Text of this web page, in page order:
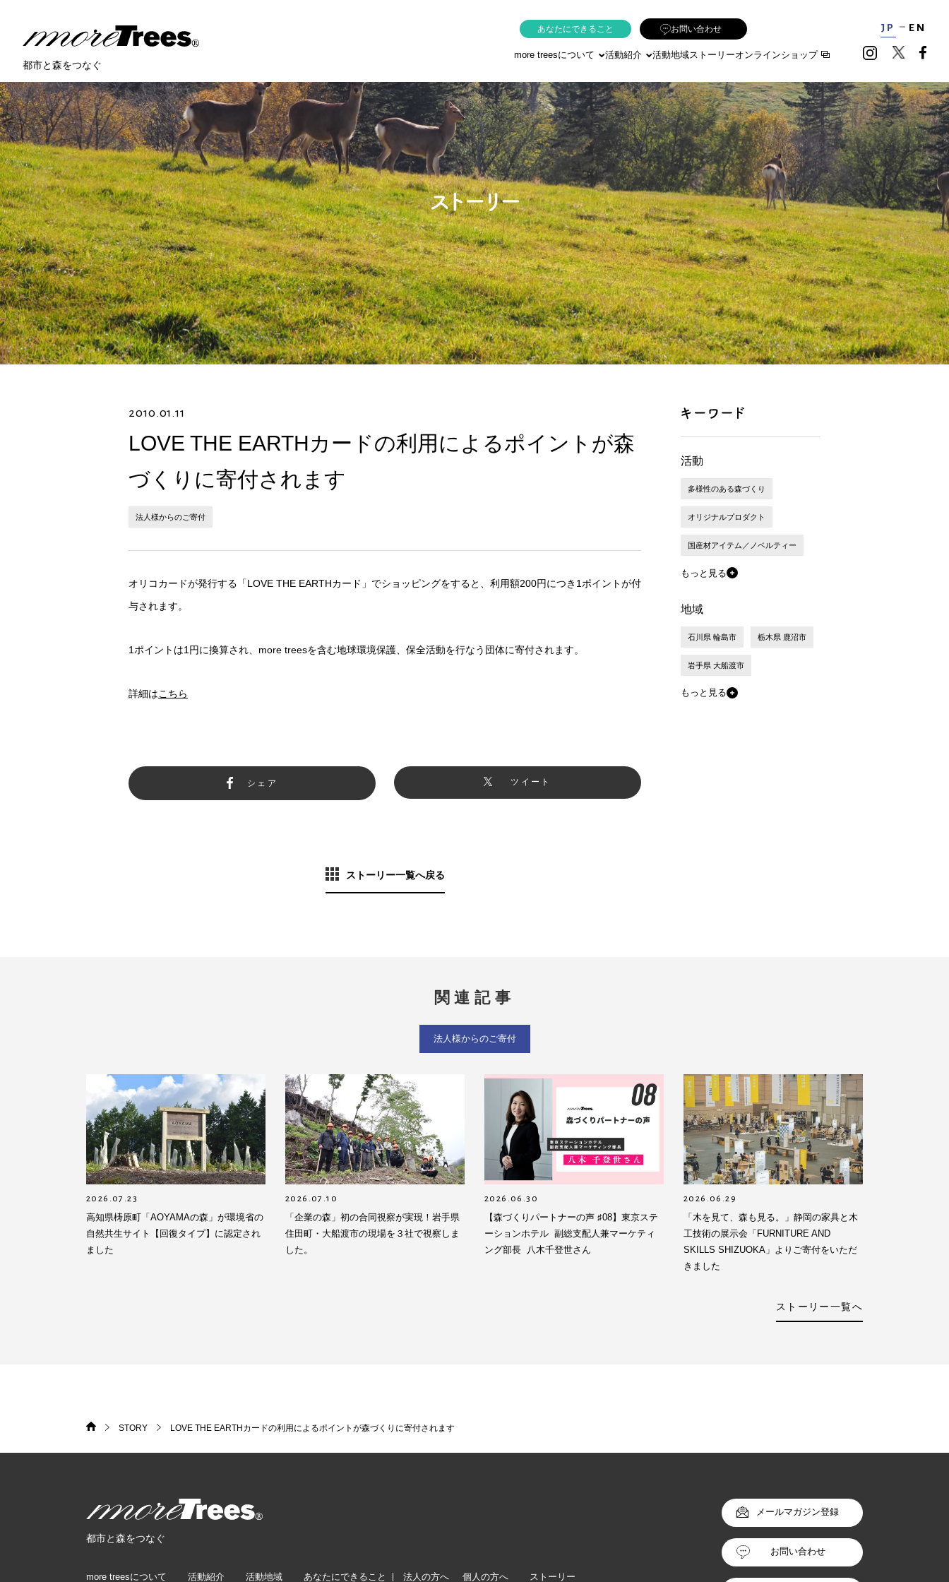
都市と森をつなぐ
more treesについて 活動紹介 活動地域ストーリーオンラインショップ
あなたにできること お問い合わせ JP EN
2010.01.11
LOVE THE EARTHカードの利用によるポイントが森
づくりに寄付されます
法人様からのご寄付
オリコカードが発行する「LOVE THE EARTHカード」でショッピングをすると、利用額200円につき1ポイントが付
与されます。
1ポイントは1円に換算され、more treesを含む地球環境保護、保全活動を行なう団体に寄付されます。
詳細はこちら
シェア ツイート
ストーリー一覧へ戻る
活動
多様性のある森づくり
オリジナルプロダクト
国産材アイテム／ノベルティー
もっと見る
地域
石川県 輪島市 栃木県 鹿沼市
岩手県 大船渡市
もっと見る
関連記事
法人様からのご寄付
2026.07.23
高知県梼原町「AOYAMAの森」が環境省の
自然共生サイト【回復タイプ】に認定され
ました
2026.07.10
「企業の森」初の合同視察が実現！岩手県
住田町・大船渡市の現場を３社で視察しま
した。
2026.06.30
【森づくりパートナーの声 ♯08】東京ステ
ーションホテル 副総支配人兼マーケティ
ング部長 八木千登世さん
2026.06.29
「木を見て、森も見る。」静岡の家具と木
工技術の展示会「FURNITURE AND
SKILLS SHIZUOKA」よりご寄付をいただ
きました
ストーリー一覧へ
STORY
LOVE THE EARTHカードの利用によるポイントが森づくりに寄付されます
都市と森をつなぐ
more treesについて 活動紹介 活動地域 あなたにできること 法人の方へ 個人の方へ ストーリー
メールマガジン登録
お問い合わせ